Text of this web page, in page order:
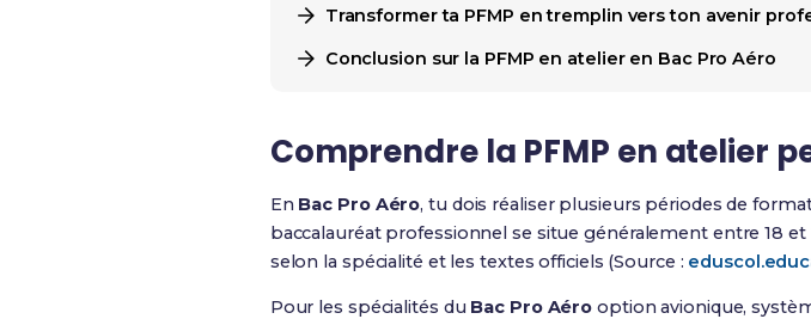
Transformer ta PFMP en tremplin vers ton avenir
Conclusion sur la PFMP en atelier en Bac Pro Aéro
Comprendre la PFMP en atelier
En Bac Pro Aéro, tu dois réaliser plusieurs périodes de
baccalauréat professionnel se situe généralement entre 18
selon la spécialité et les textes officiels (Source :
Pour les spécialités du Bac Pro Aéro option avionique,